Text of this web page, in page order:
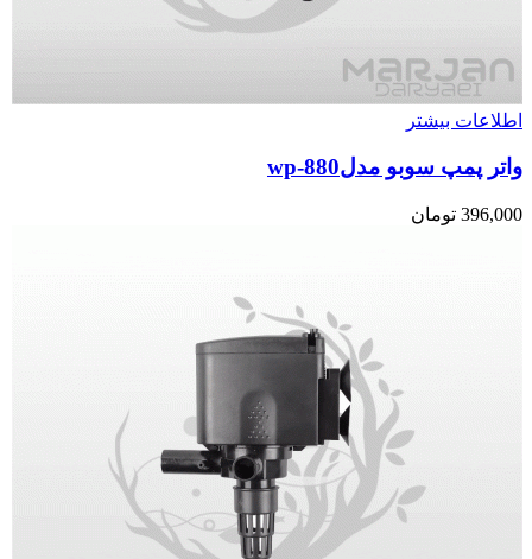
اطلاعات بیشتر
واتر پمپ سوبو مدلwp-880
396,000 تومان